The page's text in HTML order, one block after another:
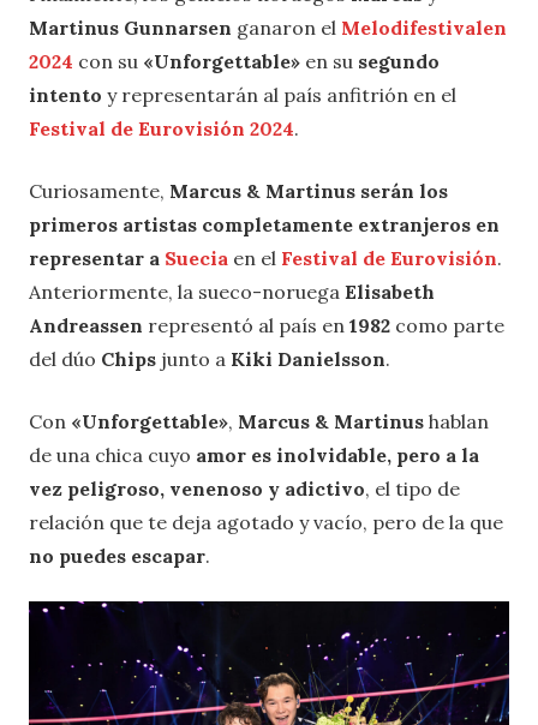
Martinus Gunnarsen ganaron el Melodifestivalen
2024 con su «Unforgettable» en su segundo
intento y representarán al país anfitrión en el
Festival de Eurovisión 2024.
Curiosamente, Marcus & Martinus serán los
primeros artistas completamente extranjeros en
representar a Suecia en el Festival de Eurovisión.
Anteriormente, la sueco-noruega Elisabeth
Andreassen representó al país en 1982 como parte
del dúo Chips junto a Kiki Danielsson.
Con «Unforgettable», Marcus & Martinus hablan
de una chica cuyo amor es inolvidable, pero a la
vez peligroso, venenoso y adictivo, el tipo de
relación que te deja agotado y vacío, pero de la que
no puedes escapar.